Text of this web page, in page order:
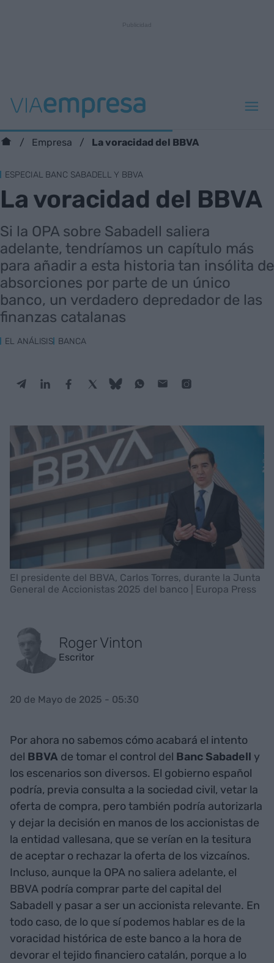
Empresa La voracidad del BBVA
ESPECIAL BANC SABADELL Y BBVA
La voracidad del BBVA
Si la OPA sobre Sabadell saliera
adelante, tendríamos un capítulo más
para añadir a esta historia tan insólita de
absorciones por parte de un único
banco, un verdadero depredador de las
finanzas catalanas
EL ANÁLISIS BANCA
El presidente del BBVA, Carlos Torres, durante la Junta
General de Accionistas 2025 del banco | Europa Press
Roger Vinton
Escritor
20 de Mayo de 2025 - 05:30
Por ahora no sabemos cómo acabará el intento
del BBVA de tomar el control del Banc Sabadell y
los escenarios son diversos. El gobierno español
podría, previa consulta a la sociedad civil, vetar la
oferta de compra, pero también podría autorizarla
y dejar la decisión en manos de los accionistas de
la entidad vallesana, que se verían en la tesitura
de aceptar o rechazar la oferta de los vizcaínos.
Incluso, aunque la OPA no saliera adelante, el
BBVA podría comprar parte del capital del
Sabadell y pasar a ser un accionista relevante. En
todo caso, de lo que sí podemos hablar es de la
voracidad histórica de este banco a la hora de
devorar el tejido financiero catalán, porque a lo